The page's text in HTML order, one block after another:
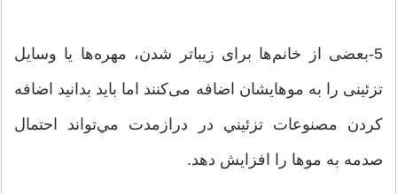
5-بعضی از خانم‌ها برای زیباتر شدن، مهره‌ها یا وسایل
تزئینی را به موهایشان اضافه می‌کنند اما باید بدانید اضافه
كردن مصنوعات تزئيني در درازمدت مي‌تواند احتمال
صدمه به موها را افزايش دهد.